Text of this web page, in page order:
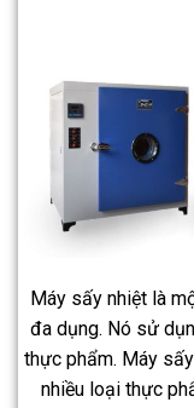
Máy sấy nhiệt là
đa dụng. Nó sử
thực phẩm. Máy
nhiều loại thực